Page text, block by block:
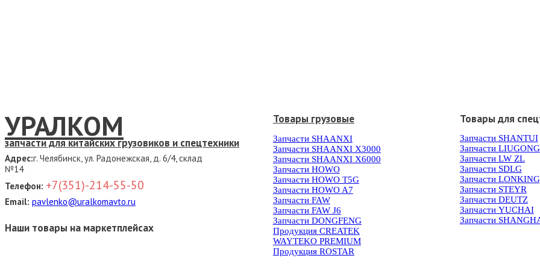
УРАЛКОМ
запчасти для китайских грузовиков и спецтехники
Адрес:г. Челябинск, ул. Радонежская, д. 6/4, склад
№14
Телефон: +7(351)-214-55-50
Email: pavlenko@uralkomavto.ru
Наши товары на маркетплейсах
Товары грузовые
Запчасти SHAANXI
Запчасти SHAANXI X3000
Запчасти SHAANXI X6000
Запчасти HOWO
Запчасти HOWO T5G
Запчасти HOWO A7
Запчасти FAW
Запчасти FAW J6
Запчасти DONGFENG
Продукция CREATEK
WAYTEKO PREMIUM
Продукция ROSTAR
Товары для
Запчасти SHANTUI
Запчасти LIUGONG
Запчасти LW ZL
Запчасти SDLG
Запчасти
Запчасти STEYR
Запчасти DEUTZ
Запчасти YUCHAI
Запчасти